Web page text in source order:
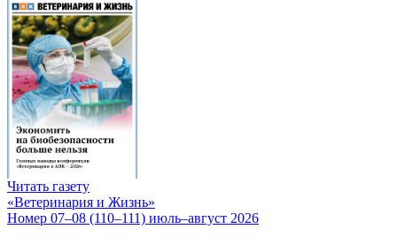
Читать газету
«Ветеринария и Жизнь»
Номер 07–08 (110–111) июль–август 2026